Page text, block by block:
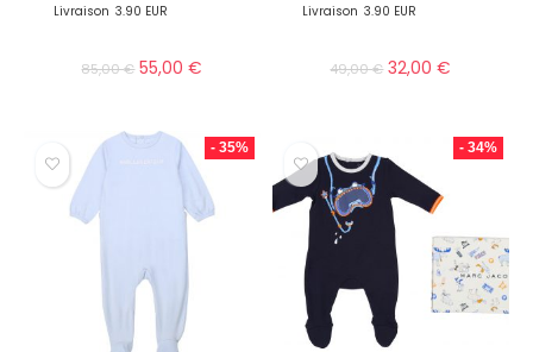
Livraison 3.90 EUR
85,00€ 55,00€
Livraison 3.90 EUR
49,00€ 32,00€
- 35% - 34%